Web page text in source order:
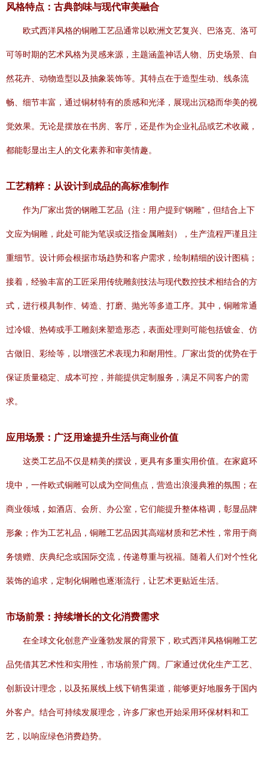
风格特点：古典韵味与现代审美融合
欧式西洋风格的铜雕工艺品通常以欧洲文艺复兴、巴洛克、洛可
可等时期的艺术风格为灵感来源，主题涵盖神话人物、历史场景、自
然花卉、动物造型以及抽象装饰等。其特点在于造型生动、线条流
畅、细节丰富，通过铜材特有的质感和光泽，展现出沉稳而华美的视
觉效果。无论是摆放在书房、客厅，还是作为企业礼品或艺术收藏，
都能彰显出主人的文化素养和审美情趣。
工艺精粹：从设计到成品的高标准制作
作为厂家出货的钢雕工艺品（注：用户提到“钢雕”，但结合上下
文应为铜雕，此处可能为笔误或泛指金属雕刻），生产流程严谨且注
重细节。设计师会根据市场趋势和客户需求，绘制精细的设计图稿；
接着，经验丰富的工匠采用传统雕刻技法与现代数控技术相结合的方
式，进行模具制作、铸造、打磨、抛光等多道工序。其中，铜雕常通
过冷锻、热铸或手工雕刻来塑造形态，表面处理则可能包括镀金、仿
古做旧、彩绘等，以增强艺术表现力和耐用性。厂家出货的优势在于
保证质量稳定、成本可控，并能提供定制服务，满足不同客户的需
求。
应用场景：广泛用途提升生活与商业价值
这类工艺品不仅是精美的摆设，更具有多重实用价值。在家庭环
境中，一件欧式铜雕可以成为空间焦点，营造出浪漫典雅的氛围；在
商业领域，如酒店、会所、办公室，它们能提升整体格调，彰显品牌
形象；作为工艺礼品，铜雕工艺品因其高端材质和艺术性，常用于商
务馈赠、庆典纪念或国际交流，传递尊重与祝福。随着人们对个性化
装饰的追求，定制化铜雕也逐渐流行，让艺术更贴近生活。
市场前景：持续增长的文化消费需求
在全球文化创意产业蓬勃发展的背景下，欧式西洋风格铜雕工艺
品凭借其艺术性和实用性，市场前景广阔。厂家通过优化生产工艺、
创新设计理念，以及拓展线上线下销售渠道，能够更好地服务于国内
外客户。结合可持续发展理念，许多厂家也开始采用环保材料和工
艺，以响应绿色消费趋势。